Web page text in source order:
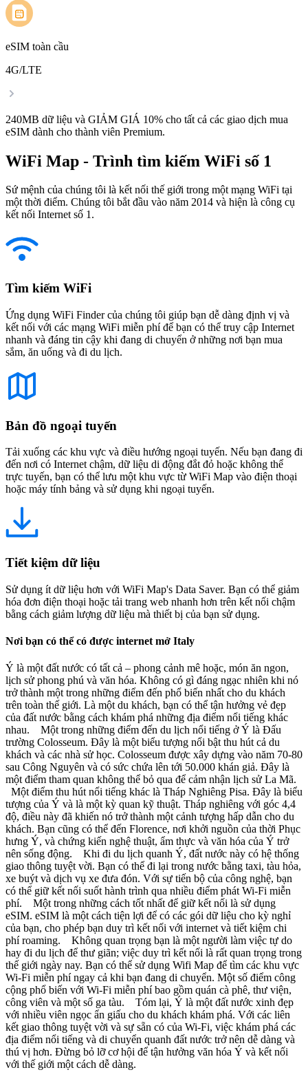
eSIM toàn cầu
4G/LTE
240MB dữ liệu và GIẢM GIÁ 10% cho tất cả các giao dịch mua
eSIM dành cho thành viên Premium.
WiFi Map - Trình tìm kiếm WiFi số 1
Sứ mệnh của chúng tôi là kết nối thế giới trong một mạng WiFi tại
một thời điểm. Chúng tôi bắt đầu vào năm 2014 và hiện là công cụ
kết nối Internet số 1.
Tìm kiếm WiFi
Ứng dụng WiFi Finder của chúng tôi giúp bạn dễ dàng định vị và
kết nối với các mạng WiFi miễn phí để bạn có thể truy cập Internet
nhanh và đáng tin cậy khi đang di chuyển ở những nơi bạn mua
sắm, ăn uống và đi du lịch.
Bản đồ ngoại tuyến
Tải xuống các khu vực và điều hướng ngoại tuyến. Nếu bạn đang đi
đến nơi có Internet chậm, dữ liệu di động đắt đỏ hoặc không thể
trực tuyến, bạn có thể lưu một khu vực từ WiFi Map vào điện thoại
hoặc máy tính bảng và sử dụng khi ngoại tuyến.
Tiết kiệm dữ liệu
Sử dụng ít dữ liệu hơn với WiFi Map's Data Saver. Bạn có thể giảm
hóa đơn điện thoại hoặc tải trang web nhanh hơn trên kết nối chậm
bằng cách giảm lượng dữ liệu mà thiết bị của bạn sử dụng.
Nơi bạn có thể có được internet mở Italy
Ý là một đất nước có tất cả – phong cảnh mê hoặc, món ăn ngon,
lịch sử phong phú và văn hóa. Không có gì đáng ngạc nhiên khi nó
trở thành một trong những điểm đến phổ biến nhất cho du khách
trên toàn thế giới. Là một du khách, bạn có thể tận hưởng vẻ đẹp
của đất nước bằng cách khám phá những địa điểm nổi tiếng khác
nhau. Một trong những điểm đến du lịch nổi tiếng ở Ý là Đấu
trường Colosseum. Đây là một biểu tượng nổi bật thu hút cả du
khách và các nhà sử học. Colosseum được xây dựng vào năm 70-80
sau Công Nguyên và có sức chứa lên tới 50.000 khán giả. Đây là
một điểm tham quan không thể bỏ qua để cảm nhận lịch sử La Mã.
Một điểm thu hút nổi tiếng khác là Tháp Nghiêng Pisa. Đây là biểu
tượng của Ý và là một kỳ quan kỹ thuật. Tháp nghiêng với góc 4,4
độ, điều này đã khiến nó trở thành một cảnh tượng hấp dẫn cho du
khách. Bạn cũng có thể đến Florence, nơi khởi nguồn của thời Phục
hưng Ý, và chứng kiến nghệ thuật, ẩm thực và văn hóa của Ý trở
nên sống động. Khi đi du lịch quanh Ý, đất nước này có hệ thống
giao thông tuyệt vời. Bạn có thể đi lại trong nước bằng taxi, tàu hỏa,
xe buýt và dịch vụ xe đưa đón. Với sự tiến bộ của công nghệ, bạn
có thể giữ kết nối suốt hành trình qua nhiều điểm phát Wi-Fi miễn
phí. Một trong những cách tốt nhất để giữ kết nối là sử dụng
eSIM. eSIM là một cách tiện lợi để có các gói dữ liệu cho kỳ nghỉ
của bạn, cho phép bạn duy trì kết nối với internet và tiết kiệm chi
phí roaming. Không quan trọng bạn là một người làm việc tự do
hay đi du lịch để thư giãn; việc duy trì kết nối là rất quan trọng trong
thế giới ngày nay. Bạn có thể sử dụng Wifi Map để tìm các khu vực
Wi-Fi miễn phí ngay cả khi bạn đang di chuyển. Một số điểm công
cộng phổ biến với Wi-Fi miễn phí bao gồm quán cà phê, thư viện,
công viên và một số ga tàu. Tóm lại, Ý là một đất nước xinh đẹp
với nhiều viên ngọc ẩn giấu cho du khách khám phá. Với các liên
kết giao thông tuyệt vời và sự sẵn có của Wi-Fi, việc khám phá các
địa điểm nổi tiếng và di chuyển quanh đất nước trở nên dễ dàng và
thú vị hơn. Đừng bỏ lỡ cơ hội để tận hưởng văn hóa Ý và kết nối
với thế giới một cách dễ dàng.